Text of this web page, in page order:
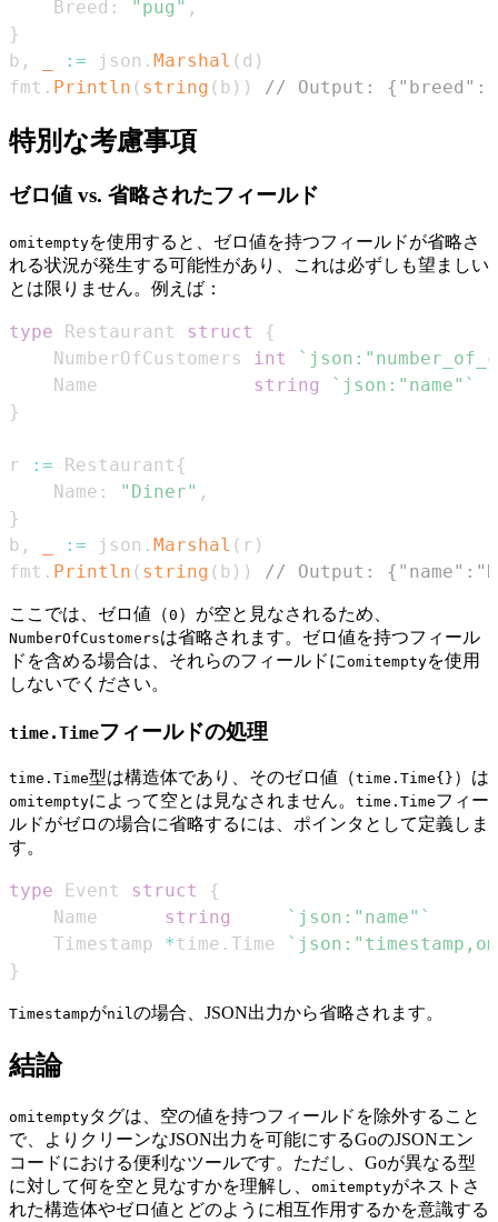
    Breed
: "pug" ,
}
b , := json . Marshal ( d )
fmt . Println ( string ( b ) ) // Output:
特別な考慮事項
ゼロ値 vs. 省略されたフィールド
omitemptyを使用すると、ゼロ値を持つフィールドが省略さ
れる状況が発生する可能性があり、これは必ずしも望ましい
とは限りません。例えば：
type Restaurant struct
{
    NumberOfCustomers
int
    Name
string
`json:"name"`
}
r := Restaurant {
    Name
: "Diner" ,
}
b , := json . Marshal ( r )
fmt . Println ( string ( b ) ) // Output:
ここでは、ゼロ値（0 ）が空と見なされるため、
NumberOfCustomersは省略されます。ゼロ値を持つフィール
ドを含める場合は、それらのフィールドにomitemptyを使用
しないでください。
time.Timeフィールドの処理
time.Time型は構造体であり、そのゼロ値（time.Time{} ）は
omitemptyによって空とは見なされません。 time.Timeフィー
ルドがゼロの場合に省略するには、ポインタとして定義しま
す。
type Event struct
{
    Name
string
`json:"name"`
    Timestamp
*time . Time
}
Timestampがnilの場合、JSON出力から省略されます。
結論
omitemptyタグは、空の値を持つフィールドを除外すること
で、よりクリーンなJSON出力を可能にするGoのJSONエン
コードにおける便利なツールです。ただし、Goが異なる型
に対して何を空と見なすかを理解し、 omitemptyがネストさ
れた構造体やゼロ値とどのように相互作用するかを意識する